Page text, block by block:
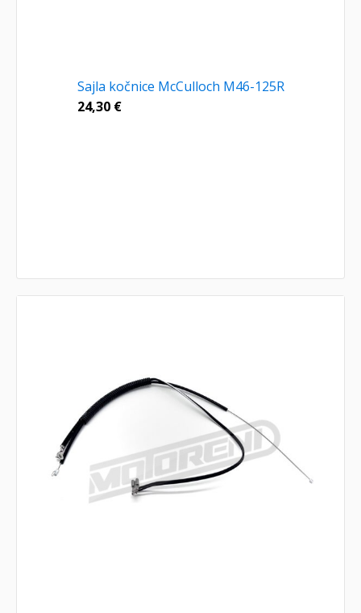
Sajla kočnice McCulloch M46-125R
24,30 €